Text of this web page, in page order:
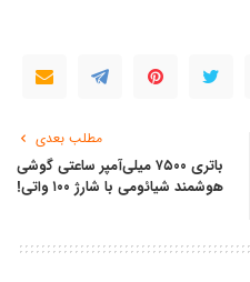
مطلب بعدی
باتری ۷۵۰۰ میلی‌آمپر ساعتی گوشی
هوشمند شیائومی با شارژ ۱۰۰ واتی!